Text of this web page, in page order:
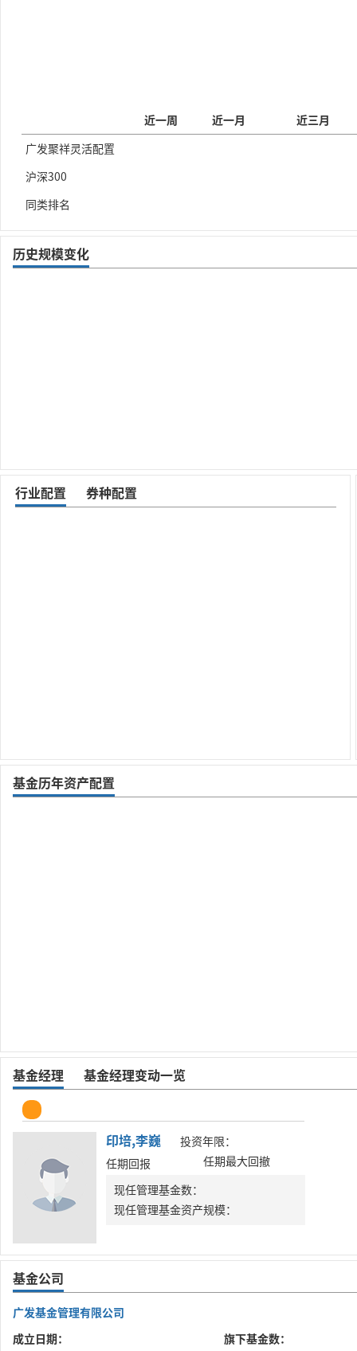
近一周 近一月
近三月
广发聚祥灵活配置
沪深300
同类排名
历史规模变化
行业配置 券种配置
基金历年资产配置
基金经理 基金经理变动一览
印培,李巍
投资年限：
任期回报
任期最大回撤
现任管理基金数：
现任管理基金资产规模：
基金公司
广发基金管理有限公司
成立日期：
旗下基金数：